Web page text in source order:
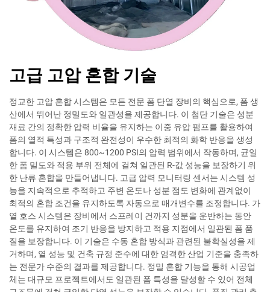
고급 고압 혼합 기술
정교한 고압 혼합 시스템은 모든 전문 폼 단열 장비의 핵심으로, 폼 생
산에서 뛰어난 정밀도와 일관성을 제공합니다. 이 첨단 기술은 성분
재료 간의 정확한 압력 비율을 유지하는 이중 유압 펌프를 활용하여
폼의 열적 특성과 구조적 완전성이 우수한 최적의 화학 반응을 생성
합니다. 이 시스템은 800~1200 PSI의 압력 범위에서 작동하며, 균일
한 폼 밀도와 적용 부위 전체에 걸쳐 일관된 R-값 성능을 보장하기 위
한 난류 혼합을 만들어냅니다. 고급 압력 모니터링 센서는 시스템 성
능을 지속적으로 추적하고 주변 온도나 성분 점도 변화에 관계없이
최적의 혼합 조건을 유지하도록 자동으로 매개변수를 조정합니다. 가
열 호스 시스템은 장비에서 스프레이 건까지 성분을 운반하는 동안
온도를 유지하여 조기 반응을 방지하고 적용 지점에서 일관된 폼 품
질을 보장합니다. 이 기술은 수동 혼합 방식과 관련된 불확실성을 제
거하며, 열 성능 및 건축 규정 준수에 대한 엄격한 산업 기준을 충족하
는 전문가 수준의 결과를 제공합니다. 정밀 혼합 기능을 통해 시공업
체는 대규모 프로젝트에서도 일관된 폼 특성을 달성할 수 있어 전체